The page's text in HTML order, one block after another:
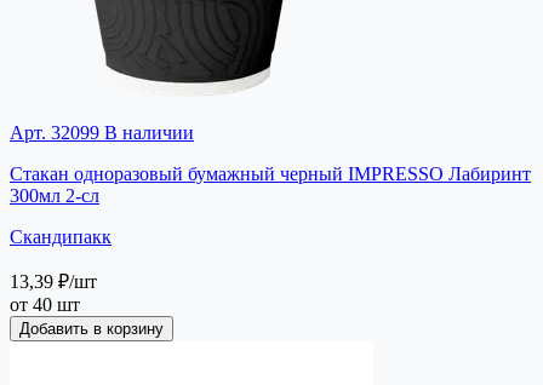
Арт. 32099 В наличии
Стакан одноразовый бумажный черный IMPRESSO Лабиринт
300мл 2-сл
Скандипакк
13,39 ₽/шт
от 40 шт
Добавить в корзину